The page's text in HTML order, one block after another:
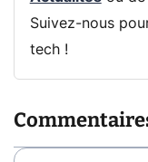
Suivez-nous
tech !